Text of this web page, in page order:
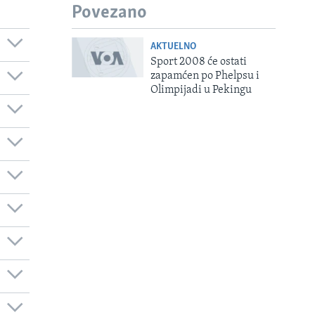
Povezano
AKTUELNO
Sport 2008 će ostati
zapamćen po Phelpsu i
Olimpijadi u Pekingu